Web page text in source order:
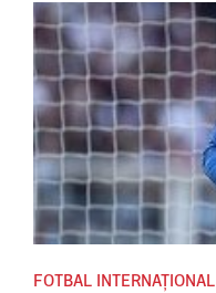
FOTBAL INTERNAȚIONAL